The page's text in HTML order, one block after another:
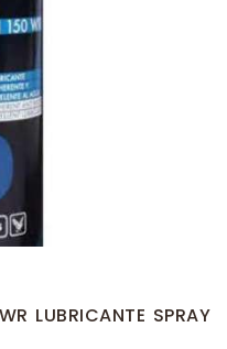
LUBRICANTE SPRAY